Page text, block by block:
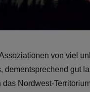
von viel
dementsprechend gut
Nordwest-